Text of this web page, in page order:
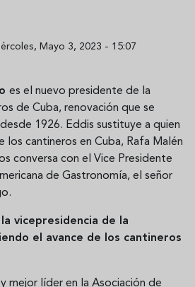
Mayo 3, 2023 - 15:07
es el nuevo presidente de la
de Cuba, renovación que se
1926. Eddis sustituye a quien
los cantineros en Cuba, Rafa Malén
conversa con el Vice Presidente
de Gastronomía, el señor
vicepresidencia de la
el avance de los cantineros
mejor líder en la Asociación de